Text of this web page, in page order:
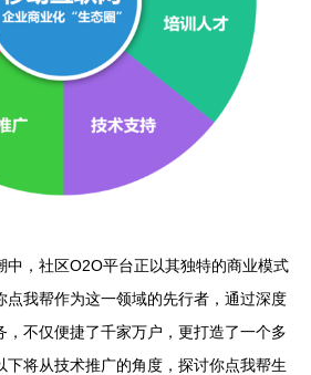
中，社区O2O平台正以其独特的商业模式
点我帮作为这一领域的先行者，通过深度
，不仅便捷了千家万户，更打造了一个多
下将从技术推广的角度，探讨你点我帮生